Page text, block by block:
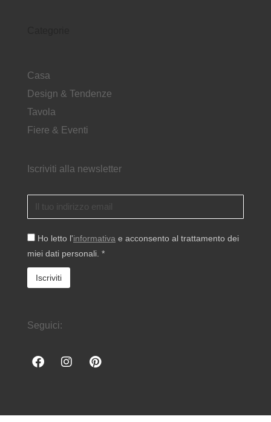
Casa
Design & Tendenze
Tavola
Fiere & Eventi
Iscriviti alla newsletter
Ho letto l'informativa e acconsento al trattamento dei
miei dati personali. *
Seguici: